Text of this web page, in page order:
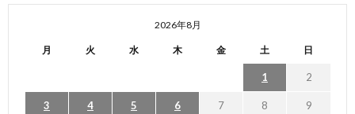
2026年8月
月 火 水 木 金 土 日
1 2
3 4 5 6 7 8 9